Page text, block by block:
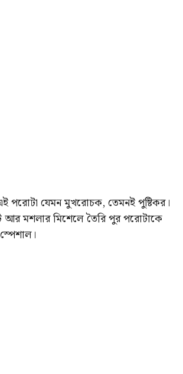
পরোটা যেমন মুখরোচক, তেমনই পুষ্টিকর।
মশলার মিশেলে তৈরি পুর পরোটাকে